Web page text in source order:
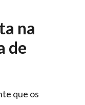
na
de
que os